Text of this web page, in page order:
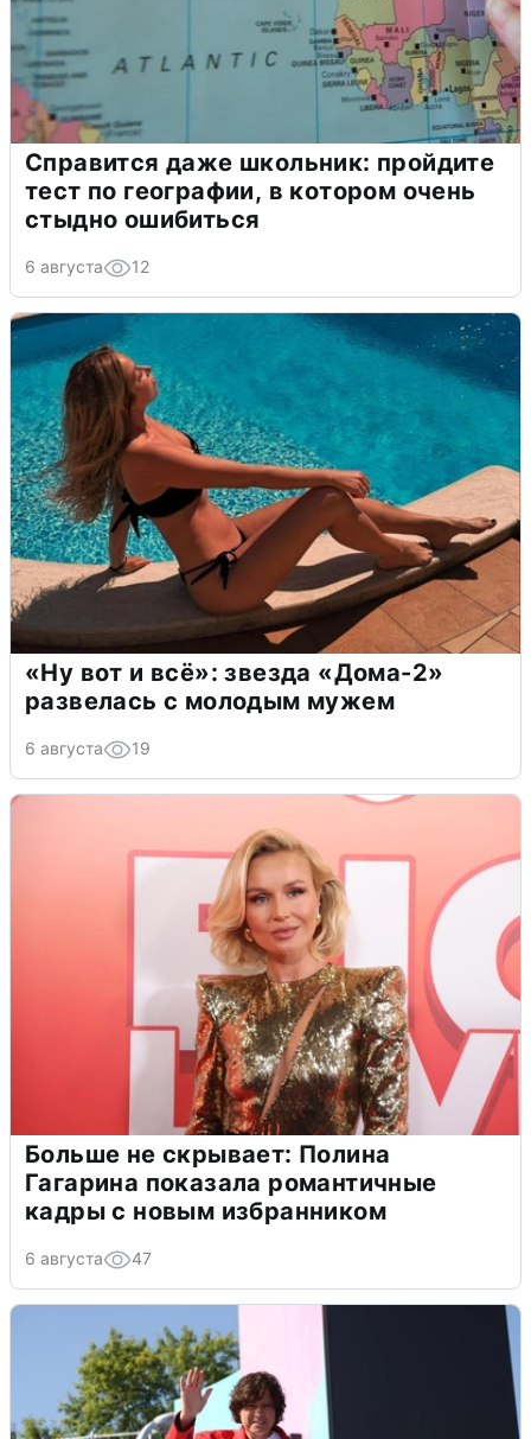
Справится даже школьник: пройдите
тест по географии, в котором очень
стыдно ошибиться
6 августа 12
«Ну вот и всё»: звезда «Дома-2»
развелась с молодым мужем
6 августа 19
Больше не скрывает: Полина
Гагарина показала романтичные
кадры с новым избранником
6 августа 47